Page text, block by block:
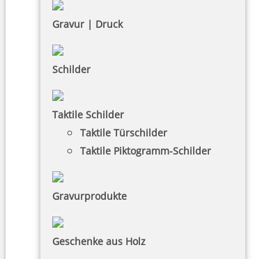
Gravur | Druck
Schilder
Taktile Schilder
Taktile Türschilder
Taktile Piktogramm-Schilder
Gravurprodukte
Geschenke aus Holz